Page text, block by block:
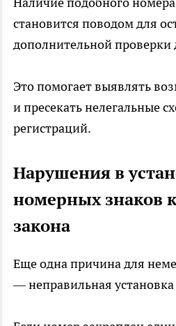
становится поводом для
дополнительной проверки
Это помогает выявлять
и пресекать нелегальные
регистраций.
Нарушения в
номерных знаков
закона
Еще одна причина для
— неправильная установка